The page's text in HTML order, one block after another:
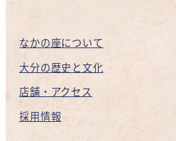
なかの座について
大分の歴史と文化
店舗・アクセス
採用情報